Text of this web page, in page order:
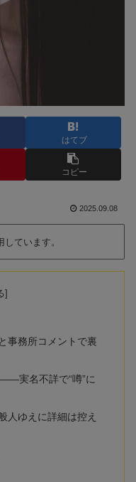
はてブ
コピー
2025.09.08
ています。
事務所コメントで裏
実名不詳で“噂”に
ゆえに詳細は控え